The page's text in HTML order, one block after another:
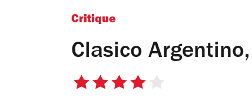
Critique
Clasico
4